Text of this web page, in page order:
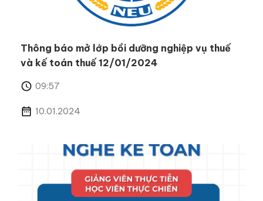
Thông báo mở lớp bồi dưỡng nghiệp vụ thuế
và kế toán thuế 12/01/2024
09:57
10.01.2024